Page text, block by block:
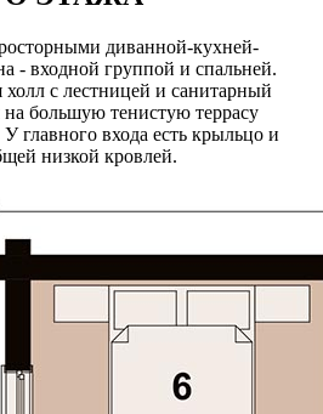
диванной-кухней-
- входной группой и спальней.
с лестницей и санитарный
на большую тенистую террасу
главного входа есть крыльцо и
низкой кровлей.